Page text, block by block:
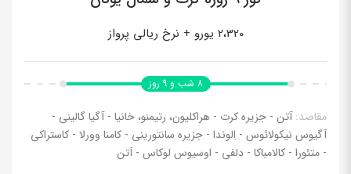
2،320 یورو + نرخ ریالی پرواز
8 شب و 9 روز
مقاصد: آتن - جزیره کرت - هراکلیون، رتیمنو، خانیا - آگیا گالینی -
آگیوس نیکولائوس - اِلوندا - جزیره سانتورینی - کامنا وورلا - کاستراکی
- متئورا - کالامباکا - دلفی - اوسیوس لوکاس - آتن